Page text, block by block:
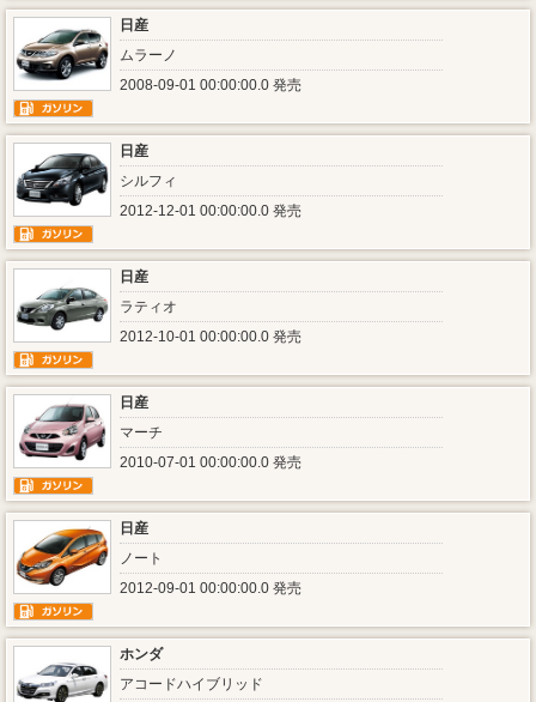
日産
ムラーノ
2008-09-01 00:00:00.0 発売
日産
シルフィ
2012-12-01 00:00:00.0 発売
日産
ラティオ
2012-10-01 00:00:00.0 発売
日産
マーチ
2010-07-01 00:00:00.0 発売
日産
ノート
2012-09-01 00:00:00.0 発売
ホンダ
アコードハイブリッド